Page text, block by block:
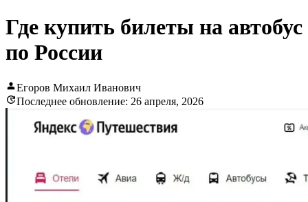
Где купить билеты на автобус
по России
Егоров Михаил Иванович
Последнее обновление: 26 апреля, 2026